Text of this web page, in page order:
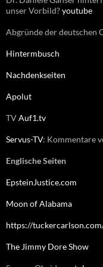
unser Vorbild?youtube
Abgründe der deutschen
Hintermbusch
Nachdenkseiten
Apolut
TVAuf1.tv
Servus-TV: Kommentare
Englische Seiten
EpsteinJustice.com
Moon of Alabama
https://
The Jimmy Dore Show